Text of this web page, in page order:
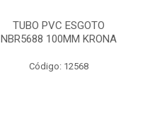
TUBO PVC ESGOTO
NBR5688 100MM KRONA
Código: 12568